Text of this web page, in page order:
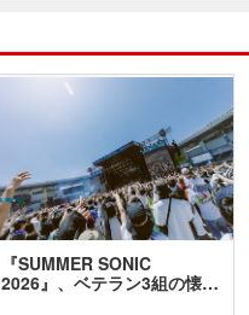
『SUMMER SONIC
2026』、ベテラン3組の懐…